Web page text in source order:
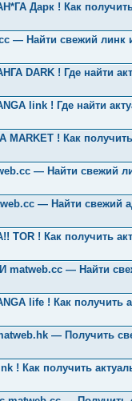
Дарк ! Как
— Найти свежий линк
DARK ! Где найти
link ! Где найти
MARKET ! Как
— Найти свежий
— Найти свежий
TOR ! Как получить
matweb.cc — Найти
life ! Как получить
— Получить
! Как получить